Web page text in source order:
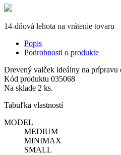
14-dňová lehota na vrátenie tovaru
Popis
Podrobnosti o produkte
Drevený valček ideálny na
Kód produktu 035068
Na sklade 2 ks.
Tabuľka vlastností
MODEL
MEDIUM
MINIMAX
SMALL